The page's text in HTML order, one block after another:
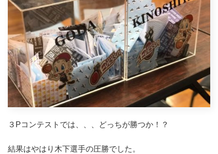
３Pコンテストでは、、、どっちが勝つか！？
結果はやはり木下選手の圧勝でした。